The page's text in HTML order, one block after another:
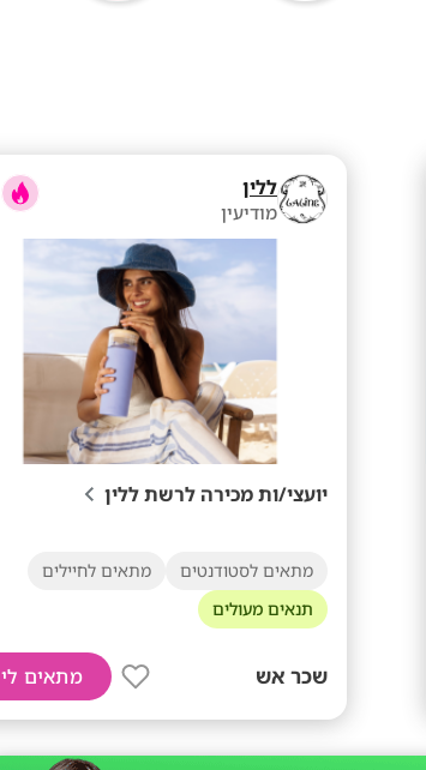
ללין
מודיעין
יועצי/ות מכירה לרשת ללין
מתאים לסטודנטים
מתאים לחיילים
תנאים מעולים
שכר אש מתאים לי